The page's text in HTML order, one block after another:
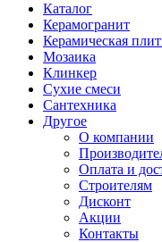
Каталог
Керамогранит
Керамическая
Мозаика
Клинкер
Сухие смеси
Сантехника
Другое
О компании
Оплата и
Строителям
Дисконт
Акции
Контакты